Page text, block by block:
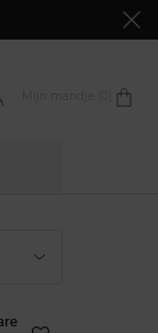
Mijn mandje
0 product